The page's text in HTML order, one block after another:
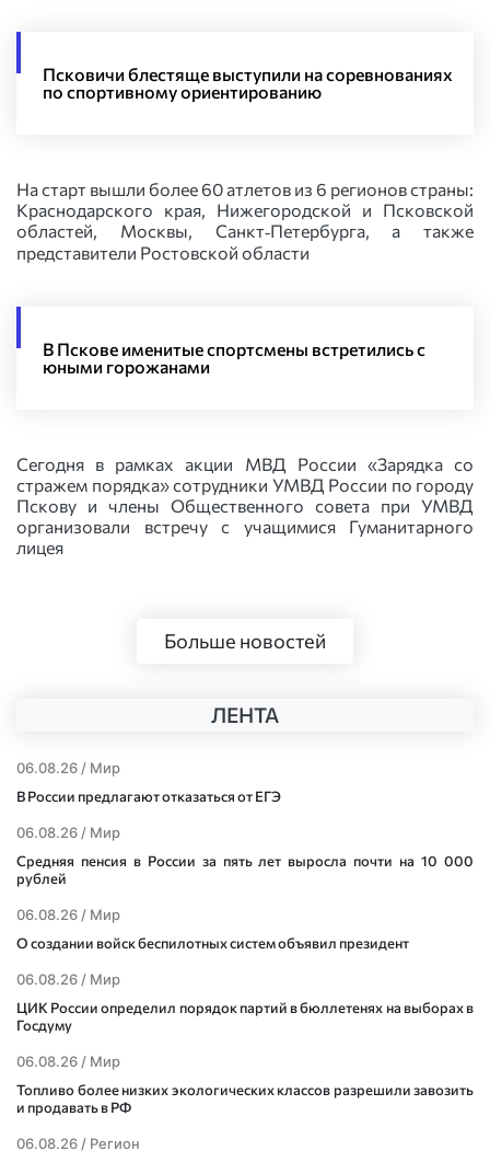
Псковичи блестяще выступили на соревнованиях
по спортивному ориентированию
На старт вышли более 60 атлетов из 6 регионов страны:
Краснодарского края, Нижегородской и Псковской
областей, Москвы, Санкт‑Петербурга, а также
представители Ростовской области
В Пскове именитые спортсмены встретились с
юными горожанами
Сегодня в рамках акции МВД России «Зарядка со
стражем порядка» сотрудники УМВД России по городу
Пскову и члены Общественного совета при УМВД
организовали встречу с учащимися Гуманитарного
лицея
Больше новостей
ЛЕНТА
06.08.26 / Мир
В России предлагают отказаться от ЕГЭ
06.08.26 / Мир
Средняя пенсия в России за пять лет выросла почти на 10 000
рублей
06.08.26 / Мир
О создании войск беспилотных систем объявил президент
06.08.26 / Мир
ЦИК России определил порядок партий в бюллетенях на выборах в
Госдуму
06.08.26 / Мир
Топливо более низких экологических классов разрешили завозить
и продавать в РФ
06.08.26 / Регион